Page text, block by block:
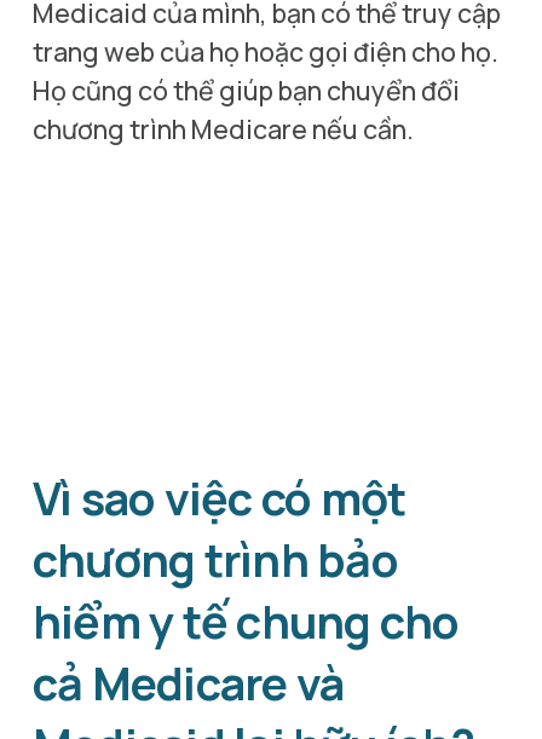
Medicaid của mình, bạn có thể truy cập
trang web của họ hoặc gọi điện cho họ.
Họ cũng có thể giúp bạn chuyển đổi
chương trình Medicare nếu cần.
Vì sao việc có một
chương trình bảo
hiểm y tế chung cho
cả Medicare và